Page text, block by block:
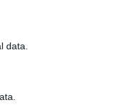
data.
Cripte",
specifico,
anche la salute e
e distribuzione